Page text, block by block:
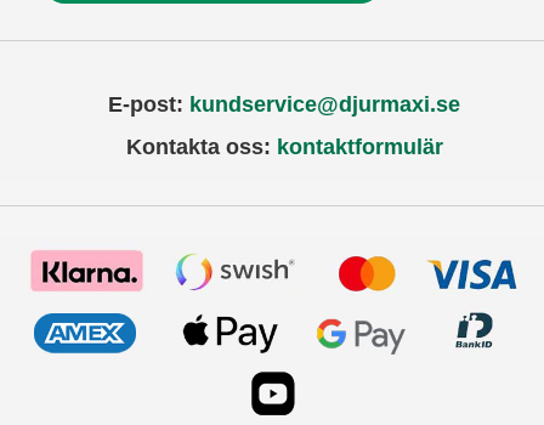
E-post: kundservice@djurmaxi.se
Kontakta oss: kontaktformulär